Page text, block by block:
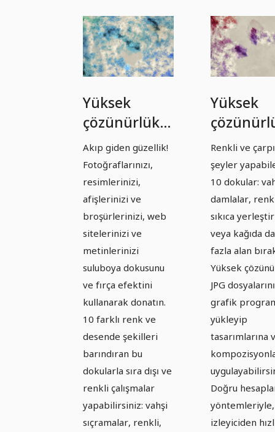
Yüksek
çözünürlüklü
dokular:
Suluboya -
Sürüm 1
Akıp giden güzellik!
Fotoğraflarınızı,
resimlerinizi,
afişlerinizi ve
broşürlerinizi, web
sitelerinizi ve
metinlerinizi
suluboya dokusunu
ve fırça efektini
kullanarak donatın.
10 farklı renk ve
desende şekilleri
barındıran bu
dokularla sıra dışı ve
renkli çalışmalar
yapabilirsiniz: vahşi
sıçramalar, renkli,
Yüksek
dokular:
Akrilik
Sürüm 2
Renkli ve
şeyler
10 dokular:
damlalar,
sıkıca
veya kağıda
fazla alan
Yüksek
JPG dosyalarını
grafik
yükleyip
tasarımlarına
Doğru
yöntemleriyle,
izleyiciden